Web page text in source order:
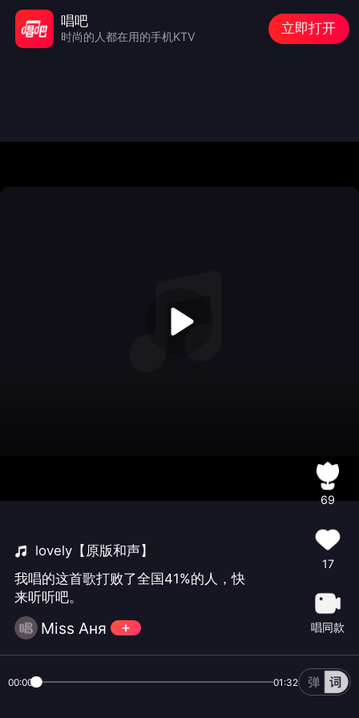
lovely【原版和声】
我唱的这首歌打败了全国41%的人，快
来听听吧。
Miss Aня
69
17
唱同款
00:00 01:32
唱吧
时尚的人都在用的手机KTV
立即打开